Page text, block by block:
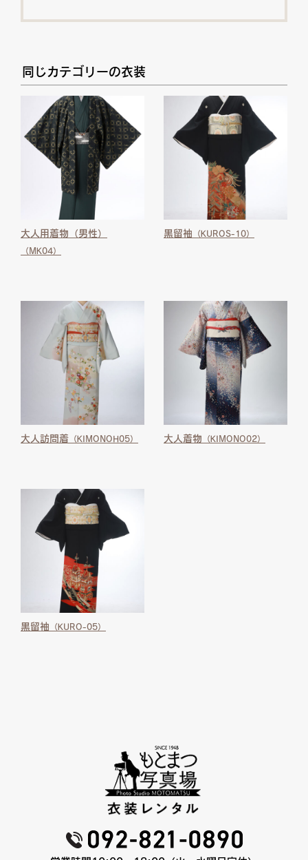
同じカテゴリーの衣装
大人用着物（男性）
（MK04）
黒留袖 （KUROS-10）
大人訪問着 （KIMONOH05） 大人着物 （KIMONO02）
黒留袖 （KURO-05）